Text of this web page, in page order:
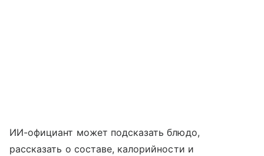
ИИ-официант может подсказать блюдо,
рассказать о составе, калорийности и